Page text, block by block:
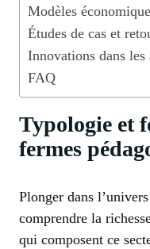
Modèles
Études de cas et
Innovations dans
FAQ
Typologie et
fermes
Plonger dans
comprendre la
qui composent ce